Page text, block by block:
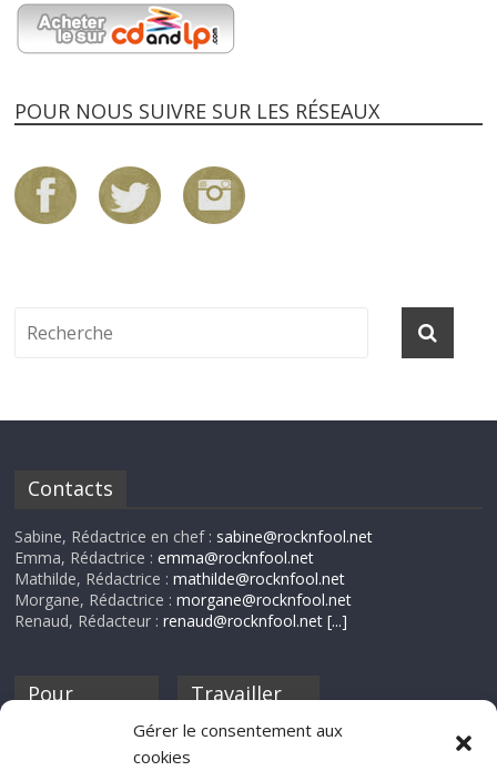
Gérer le consentement aux
cookies
POUR NOUS SUIVRE SUR LES RÉSEAUX
Contacts
Sabine, Rédactrice en chef : sabine@rocknfool.net
Emma, Rédactrice :emma@rocknfool.net
Mathilde, Rédactrice :mathilde@rocknfool.net
Morgane, Rédactrice :morgane@rocknfool.net
Renaud, Rédacteur :renaud@rocknfool.net [...]
Pour
discothèque
Travailler
Si tu souhaites